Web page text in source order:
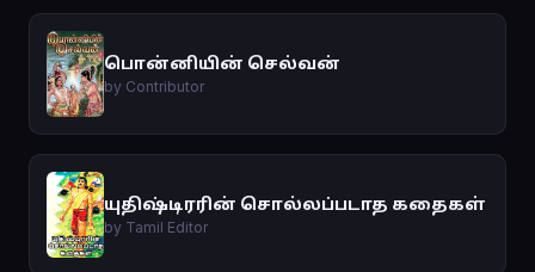
பொன்னியின் செல்வன்
by Contributor
யுதிஷ்டிரரின் சொல்லப்படாத கதைகள்
by Tamil Editor